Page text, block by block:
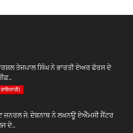
ਤੇਜਪਾਲ ਸਿੰਘ ਨੇ ਭਾਰਤੀ ਏਅਰ ਫੋਰਸ ਦੇ
ਜਨਰਲ ਜੇ. ਦੇਬਨਾਥ ਨੇ ਲਖਨਊ ਏਐੱਮਸੀ ਸੈਂਟਰ
ਦੇ...